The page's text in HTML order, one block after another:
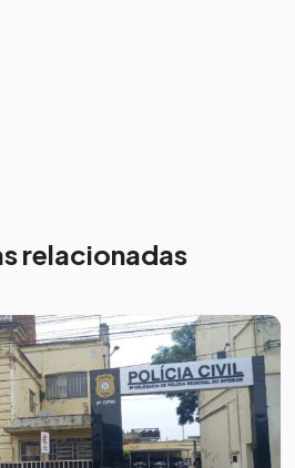
relacionadas